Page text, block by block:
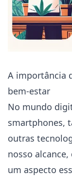
A importância
bem-estar
No mundo
smartphones,
outras
nosso alcance,
um aspecto